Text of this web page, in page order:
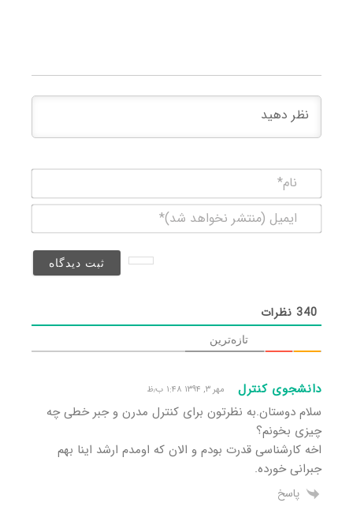
(منتشر
340 نظرات
تازه‌ترین
دانشجوی کنترل مهر ۳, ۱۳۹۴ ۱:۴۸ ب٫ظ
سلام دوستان.به نظرتون برای کنترل مدرن و جبر خطی چه
چیزی بخونم؟
اخه کارشناسی قدرت بودم و الان که اومدم ارشد اینا بهم
جبرانی خورده.
پاسخ